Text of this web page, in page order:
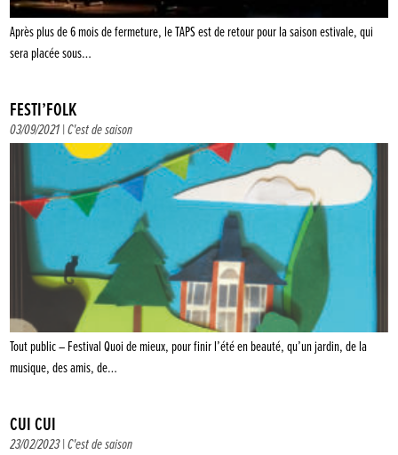
Après plus de 6 mois de fermeture, le TAPS est de retour pour la saison estivale, qui
sera placée sous…
FESTI’FOLK
03/09/2021 |C'est de saison
Tout public – Festival Quoi de mieux, pour finir l’été en beauté, qu’un jardin, de la
musique, des amis, de…
CUI CUI
23/02/2023 |C'est de saison